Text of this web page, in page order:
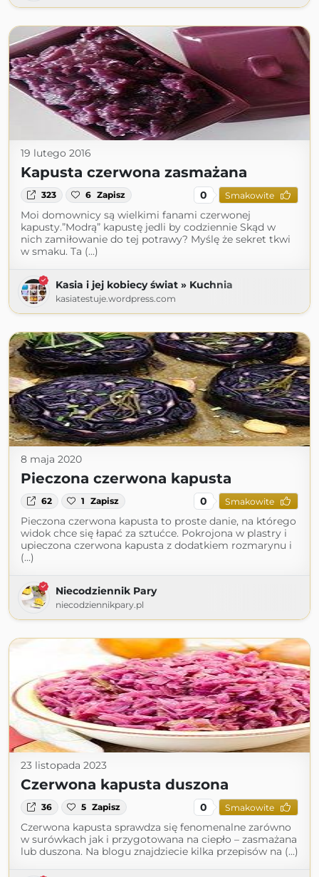
19 lutego 2016
Kapusta czerwona zasmażana
323 6 Zapisz 0 Smakowite
Moi domownicy są wielkimi fanami czerwonej
kapusty.”Modrą” kapustę jedli by codziennie Skąd w
nich zamiłowanie do tej potrawy? Myślę że sekret tkwi
w smaku. Ta (...)
Kasia i jej kobiecy świat » Kuchnia
kasiatestuje.wordpress.com
8 maja 2020
Pieczona czerwona kapusta
62 1 Zapisz 0 Smakowite
Pieczona czerwona kapusta to proste danie, na którego
widok chce się łapać za sztućce. Pokrojona w plastry i
upieczona czerwona kapusta z dodatkiem rozmarynu i
(...)
Niecodziennik Pary
niecodziennikpary.pl
23 listopada 2023
Czerwona kapusta duszona
36 5 Zapisz 0 Smakowite
Czerwona kapusta sprawdza się fenomenalne zarówno
w surówkach jak i przygotowana na ciepło – zasmażana
lub duszona. Na blogu znajdziecie kilka przepisów na (...)